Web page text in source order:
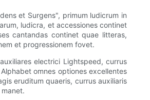
et Surgens", primum ludicrum in
ludicra, et accessiones continet
cantandas continet quae litteras,
et progressionem fovet.
electrici Lightspeed, currus
omnes optiones excellentes
eruditum quaeris, currus auxiliaris